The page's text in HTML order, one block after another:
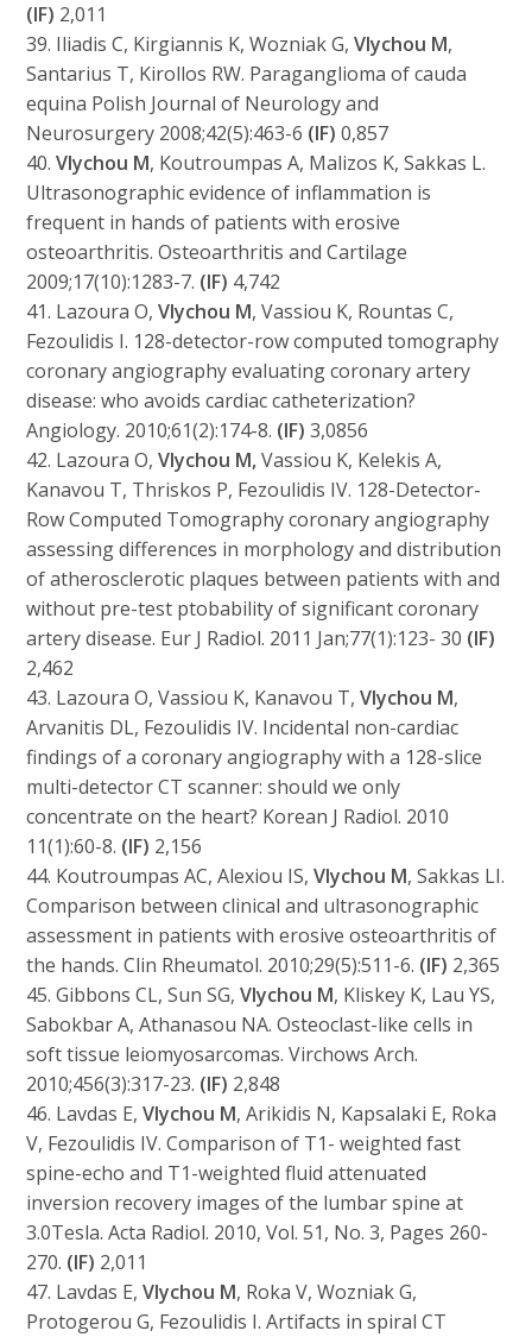
(IF) 2,011
39. Iliadis C, Kirgiannis K, Wozniak G,Vlychou M,
Santarius T, Kirollos RW. Paraganglioma of cauda
equina Polish Journal of Neurology and
Neurosurgery 2008;42(5):463-6 (IF) 0,857
40.Vlychou M, Koutroumpas A, Malizos K, Sakkas L.
Ultrasonographic evidence of inflammation is
frequent in hands of patients with erosive
osteoarthritis. Osteoarthritis and Cartilage
2009;17(10):1283-7. (IF) 4,742
41. Lazoura O,Vlychou M, Vassiou K, Rountas C,
Fezoulidis I. 128-detector-row computed tomography
coronary angiography evaluating coronary artery
disease: who avoids cardiac catheterization?
Angiology. 2010;61(2):174-8. (IF) 3,0856
42. Lazoura O,Vlychou M,Vassiou K, Kelekis A,
Kanavou T, Thriskos P, Fezoulidis IV. 128-Detector-
Row Computed Tomography coronary angiography
assessing differences in morphology and distribution
of atherosclerotic plaques between patients with and
without pre-test ptobability of significant coronary
artery disease. Eur J Radiol. 2011 Jan;77(1):123- 30 (IF)
2,462
43. Lazoura O, Vassiou K, Kanavou T,Vlychou M,
Arvanitis DL, Fezoulidis IV. Incidental non-cardiac
findings of a coronary angiography with a 128-slice
multi-detector CT scanner: should we only
concentrate on the heart? Korean J Radiol. 2010
11(1):60-8. (IF) 2,156
44. Koutroumpas AC, Alexiou IS, Vlychou M, Sakkas LI.
Comparison between clinical and ultrasonographic
assessment in patients with erosive osteoarthritis of
the hands. Clin Rheumatol. 2010;29(5):511-6. (IF) 2,365
45. Gibbons CL, Sun SG,Vlychou M, Kliskey K, Lau YS,
Sabokbar A, Athanasou NA. Osteoclast-like cells in
soft tissue leiomyosarcomas. Virchows Arch.
2010;456(3):317-23. (IF) 2,848
46. Lavdas E,Vlychou M, Arikidis N, Kapsalaki E, Roka
V, Fezoulidis IV. Comparison of T1- weighted fast
spine-echo and T1-weighted fluid attenuated
inversion recovery images of the lumbar spine at
3.0Tesla. Acta Radiol. 2010, Vol. 51, No. 3, Pages 260-
270. (IF) 2,011
47. Lavdas E,Vlychou M, Roka V, Wozniak G,
Protogerou G, Fezoulidis I. Artifacts in spiral CT